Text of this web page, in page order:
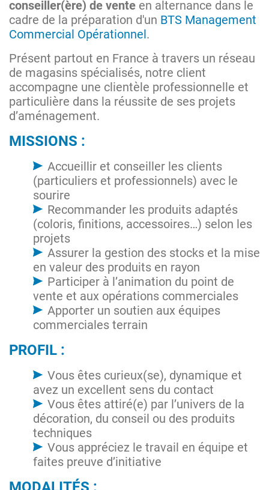
conseiller(ère) de vente en alternance dans le
cadre de la préparation d'un BTS Management
Commercial Opérationnel.
Présent partout en France à travers un réseau
de magasins spécialisés, notre client
accompagne une clientèle professionnelle et
particulière dans la réussite de ses projets
d’aménagement.
MISSIONS :
Accueillir et conseiller les clients
(particuliers et professionnels) avec le
sourire
Recommander les produits adaptés
(coloris, finitions, accessoires…) selon les
projets
Assurer la gestion des stocks et la mise
en valeur des produits en rayon
Participer à l’animation du point de
vente et aux opérations commerciales
Apporter un soutien aux équipes
commerciales terrain
PROFIL :
Vous êtes curieux(se), dynamique et
avez un excellent sens du contact
Vous êtes attiré(e) par l’univers de la
décoration, du conseil ou des produits
techniques
Vous appréciez le travail en équipe et
faites preuve d’initiative